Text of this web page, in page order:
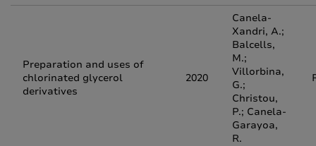
Preparation and uses of
chlorinated glycerol
derivatives
2020
Canela-
Xandri, A.;
Balcells,
M.;
Villorbina,
G.;
Christou,
P.; Canela-
Garayoa,
R.